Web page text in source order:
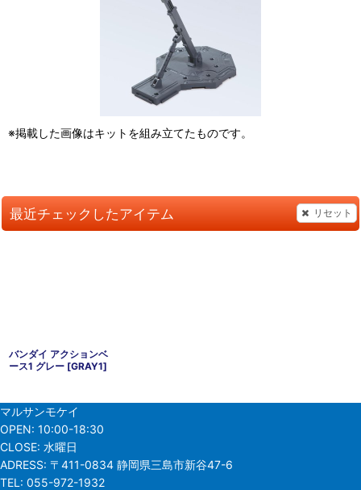
※掲載した画像はキットを組み立てたものです。
最近チェックしたアイテム リセット
バンダイ アクションベ
ース1 グレー [GRAY1]
マルサンモケイ
OPEN: 10:00-18:30
CLOSE: 水曜日
ADRESS: 〒411-0834 静岡県三島市新谷47-6
TEL: 055-972-1932